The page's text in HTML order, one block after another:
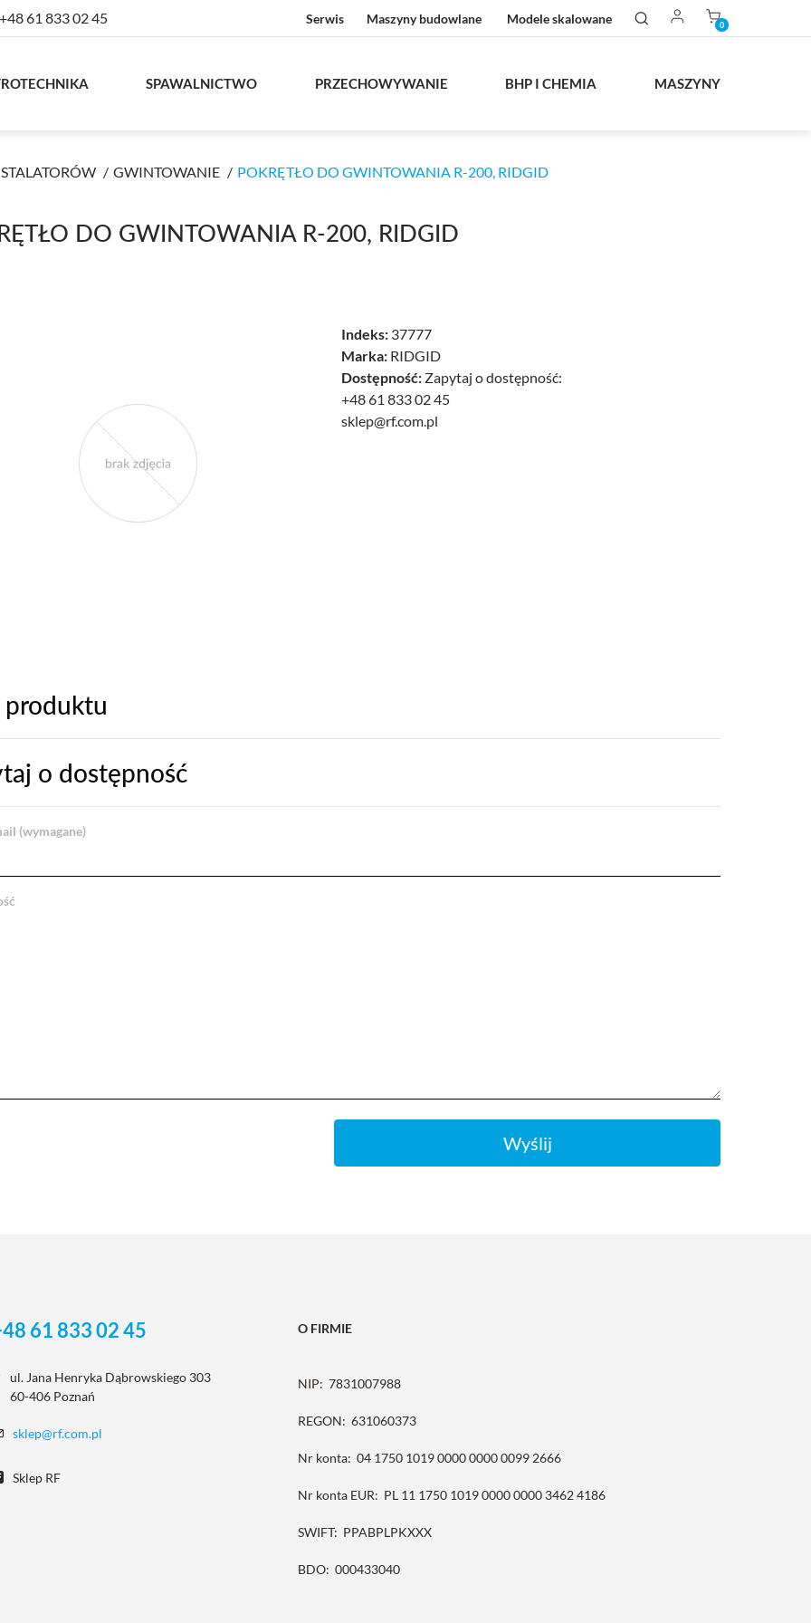
+48 61 833 02 45 Serwis Maszyny budowlane Modele skalowane 0
SPAWALNICTWO PRZECHOWYWANIE BHP I CHEMIA MASZYNY
GWINTOWANIE POKRĘTŁO DO GWINTOWANIA R-200, RIDGID
DO GWINTOWANIA R-200, RIDGID
Indeks: 37777
Marka: RIDGID
Dostępność: Zapytaj o dostępność:
+48 61 833 02 45
sklep@rf.com.pl
produktu
o dostępność
(wymagane)
Wyślij
61 833 02 45
ul. Jana Henryka Dąbrowskiego 303
60-406 Poznań
sklep@rf.com.pl
Sklep RF
O FIRMIE
NIP: 7831007988
REGON: 631060373
Nr konta: 04 1750 1019 0000 0000 0099 2666
Nr konta EUR: PL 11 1750 1019 0000 0000 3462 4186
SWIFT: PPABPLPKXXX
BDO: 000433040